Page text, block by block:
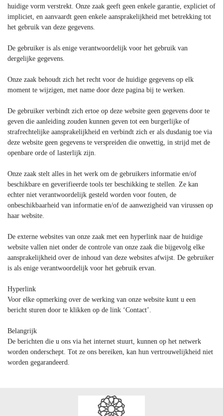
huidige vorm verstrekt. Onze zaak geeft geen enkele garantie, expliciet of
impliciet, en aanvaardt geen enkele aansprakelijkheid met betrekking tot
het gebruik van deze gegevens.
De gebruiker is als enige verantwoordelijk voor het gebruik van
dergelijke gegevens.
Onze zaak behoudt zich het recht voor de huidige gegevens op elk
moment te wijzigen, met name door deze pagina bij te werken.
De gebruiker verbindt zich ertoe op deze website geen gegevens door te
geven die aanleiding zouden kunnen geven tot een burgerlijke of
strafrechtelijke aansprakelijkheid en verbindt zich er als dusdanig toe via
deze website geen gegevens te verspreiden die onwettig, in strijd met de
openbare orde of lasterlijk zijn.
Onze zaak stelt alles in het werk om de gebruikers informatie en/of
beschikbare en geverifieerde tools ter beschikking te stellen. Ze kan
echter niet verantwoordelijk gesteld worden voor fouten, de
onbeschikbaarheid van informatie en/of de aanwezigheid van virussen op
haar website.
De externe websites van onze zaak met een hyperlink naar de huidige
website vallen niet onder de controle van onze zaak die bijgevolg elke
aansprakelijkheid over de inhoud van deze websites afwijst. De gebruiker
is als enige verantwoordelijk voor het gebruik ervan.
Hyperlink
Voor elke opmerking over de werking van onze website kunt u een
bericht sturen door te klikken op de link ‘Contact’.
Belangrijk
De berichten die u ons via het internet stuurt, kunnen op het netwerk
worden onderschept. Tot ze ons bereiken, kan hun vertrouwelijkheid niet
worden gegarandeerd.